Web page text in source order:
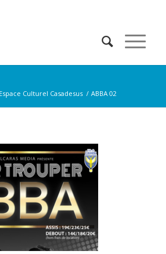
Espace Culturel Casadesus / ABBA 02